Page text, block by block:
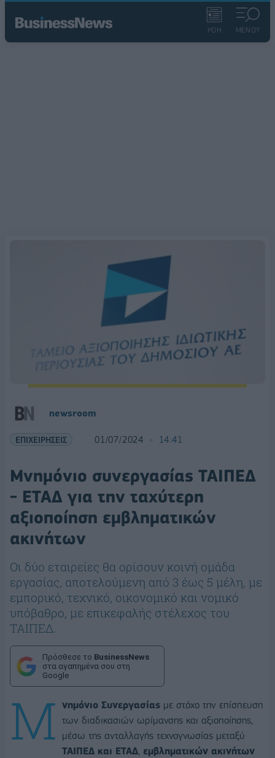
ΡΟΗ ΜΕΝΟΥ
newsroom
ΕΠΙΧΕΙΡΗΣΕΙΣ 01/07/2024 14:41
Μνημόνιο συνεργασίας ΤΑΙΠΕΔ
- ΕΤΑΔ για την ταχύτερη
αξιοποίηση εμβληματικών
ακινήτων
Οι δύο εταιρείες θα ορίσουν κοινή ομάδα
εργασίας, αποτελούμενη από 3 έως 5 μέλη, με
εμπορικό, τεχνικό, οικονομικό και νομικό
υπόβαθρο, με επικεφαλής στέλεχος του
ΤΑΙΠΕΔ.
Πρόσθεσε το BusinessNews
στα αγαπημένα σου στη
Google
Μ νημόνιο Συνεργασίας με στόχο την επίσπευση
των διαδικασιών ωρίμανσης και αξιοποίησης,
μέσω της ανταλλαγής τεχνογνωσίας μεταξύ
ΤΑΙΠΕΔ και ΕΤΑΔ, εμβληματικών ακινήτων